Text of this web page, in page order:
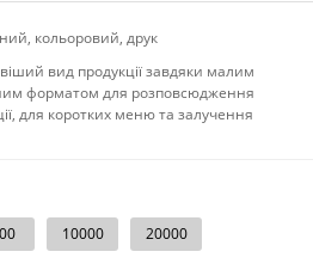
вид продукції завдяки малим
форматом для розповсюдження
для коротких меню та залучення
10000 20000